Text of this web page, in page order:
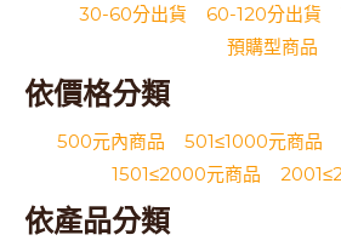
30-60分出貨 60-120分出貨
預購型商品
依價格分類
500元內商品 501≤1000元商品
1501≤2000元商品
依產品分類